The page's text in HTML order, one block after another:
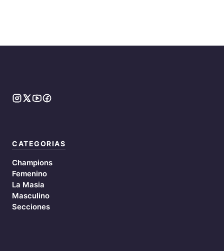
CATEGORIAS
Champions
Femenino
La Masia
Masculino
Secciones